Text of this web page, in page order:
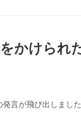
かけられ
言が飛び出しました